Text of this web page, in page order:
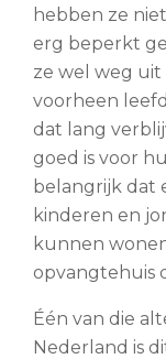
hebben ze
erg beperkt
ze wel weg uit
voorheen
dat lang
goed is voor
belangrijk dat
kinderen en
kunnen
opvangtehuis
Één van die
Nederland is